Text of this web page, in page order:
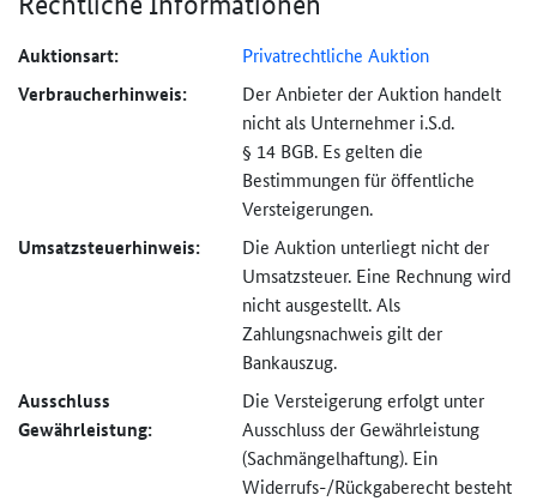
Auktionsart: Privatrechtliche Auktion
Verbraucher­hinweis:
Der Anbieter der Auktion handelt
nicht als Unternehmer i.S.d.
§ 14 BGB. Es gelten die
Bestimmungen für öffentliche
Versteigerungen.
Umsatzsteuer­hinweis:
Die Auktion unterliegt nicht der
Umsatzsteuer. Eine Rechnung wird
nicht ausgestellt. Als
Zahlungsnachweis gilt der
Bankauszug.
Ausschluss
Gewährleistung:
Die Versteigerung erfolgt unter
Ausschluss der Gewährleistung
(Sachmängel­haftung). Ein
Widerrufs-/Rückgaberecht besteht